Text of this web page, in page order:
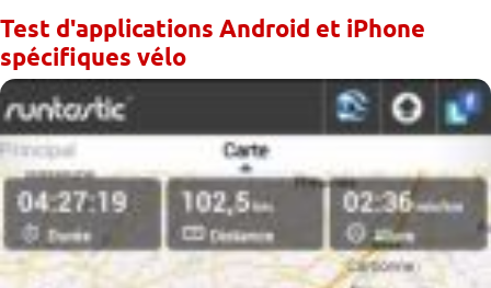
Test d'applications Android et iPhone
spécifiques vélo